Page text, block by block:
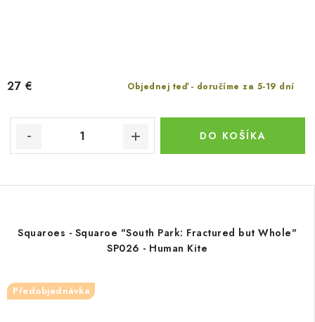
Objednej teď - doručíme za 5-19 dní
27 €
DO KOŠÍKA
Squaroes - Squaroe "South Park: Fractured but Whole"
SP026 - Human Kite
Předobjednávka